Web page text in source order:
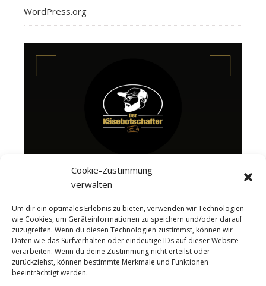
Cookie-Zustimmung
verwalten
Um dir ein optimales Erlebnis zu bieten, verwenden wir Technologien
wie Cookies, um Geräteinformationen zu speichern und/oder darauf
zuzugreifen. Wenn du diesen Technologien zustimmst, können wir
Daten wie das Surfverhalten oder eindeutige IDs auf dieser Website
verarbeiten. Wenn du deine Zustimmung nicht erteilst oder
zurückziehst, können bestimmte Merkmale und Funktionen
beeinträchtigt werden.
WordPress.org